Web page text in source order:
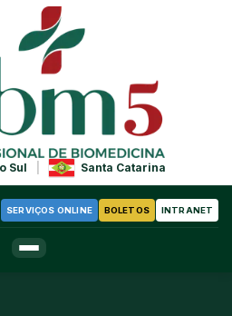
Sul Santa Catarina
SERVIÇOS ONLINE BOLETOS INTRANET